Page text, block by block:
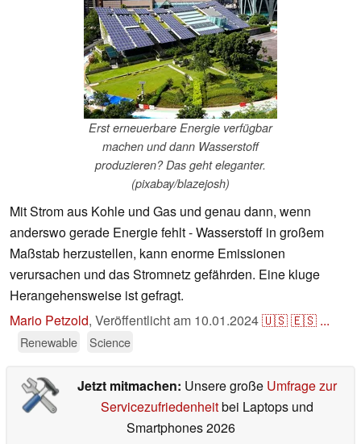
Erst erneuerbare Energie verfügbar
machen und dann Wasserstoff
produzieren? Das geht eleganter.
(pixabay/blazejosh)
Mit Strom aus Kohle und Gas und genau dann, wenn
anderswo gerade Energie fehlt - Wasserstoff in großem
Maßstab herzustellen, kann enorme Emissionen
verursachen und das Stromnetz gefährden. Eine kluge
Herangehensweise ist gefragt.
Mario Petzold, Veröffentlicht am 10.01.2024🇺🇸🇪🇸 ...
Renewable Science
Jetzt mitmachen: Unsere große Umfrage zur
Servicezufriedenheitbei Laptops und
Smartphones 2026